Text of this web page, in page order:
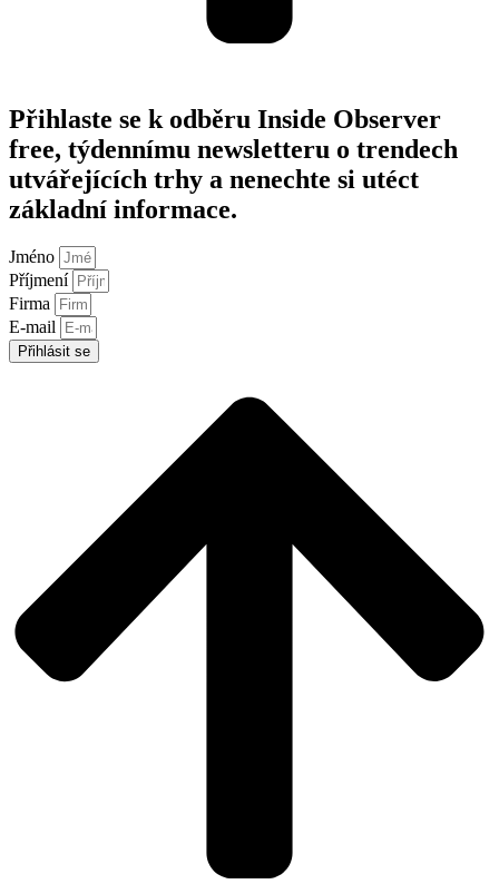
Přihlaste se k odběru Inside Observer
free, týdennímu newsletteru o trendech
utvářejících trhy a nenechte si utéct
základní informace.
Jméno
Příjmení
Firma
E-mail
Přihlásit se